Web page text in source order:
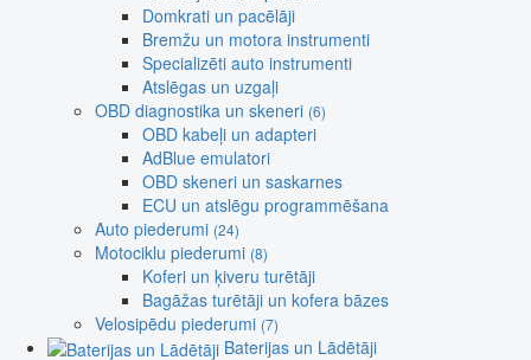
Domkrati un pacēlāji
Bremžu un motora instrumenti
Specializēti auto instrumenti
Atslēgas un uzgaļi
OBD diagnostika un skeneri (6)
OBD kabeļi un adapteri
AdBlue emulatori
OBD skeneri un saskarnes
ECU un atslēgu programmēšana
Auto piederumi (24)
Motociklu piederumi (8)
Koferi un ķiveru turētāji
Bagāžas turētāji un kofera bāzes
Velosipēdu piederumi (7)
Baterijas un Lādētāji